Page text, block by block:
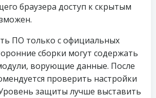
браузера доступ к скрытым
ПО только с официальных
сборки могут содержать
ворующие данные. После
проверить настройки
защиты лучше выставить